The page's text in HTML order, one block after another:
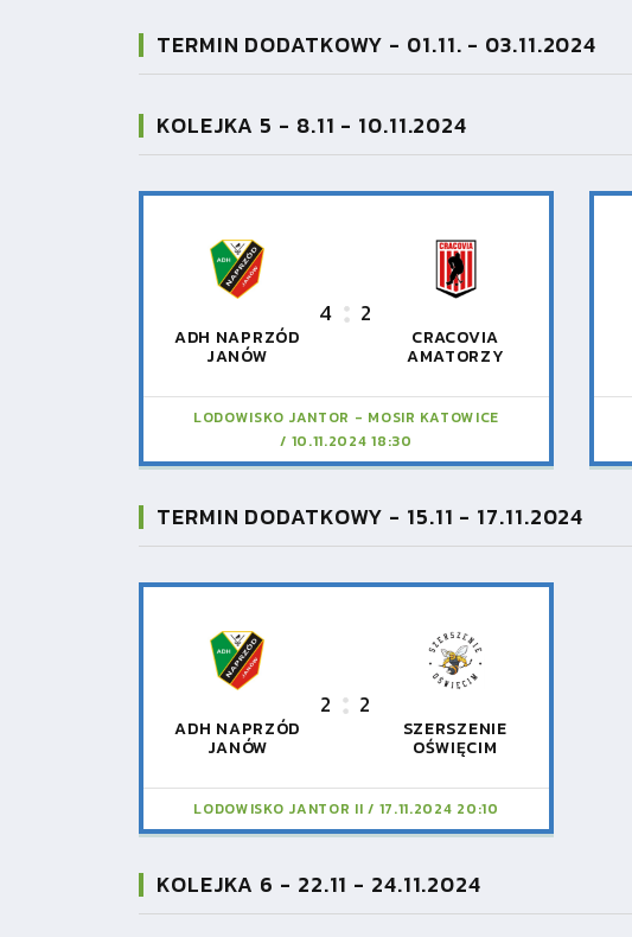
TERMIN DODATKOWY - 01.11. - 03.11.2024
KOLEJKA 5 - 8.11 - 10.11.2024
ADH NAPRZÓD
JANÓW
4 2
CRACOVIA
AMATORZY
LODOWISKO JANTOR - MOSIR KATOWICE
10.11.2024 18:30
TERMIN DODATKOWY - 15.11 - 17.11.2024
ADH NAPRZÓD
JANÓW
2 2
SZERSZENIE
OŚWIĘCIM
LODOWISKO JANTOR II 17.11.2024 20:10
KOLEJKA 6 - 22.11 - 24.11.2024